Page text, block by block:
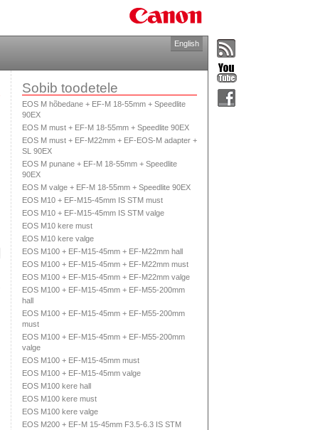
English
Sobib toodetele
EOS M hõbedane + EF-M 18-55mm + Speedlite
90EX
EOS M must + EF-M 18-55mm + Speedlite 90EX
EOS M must + EF-M22mm + EF-EOS-M adapter +
SL 90EX
EOS M punane + EF-M 18-55mm + Speedlite
90EX
EOS M valge + EF-M 18-55mm + Speedlite 90EX
EOS M10 + EF-M15-45mm IS STM must
EOS M10 + EF-M15-45mm IS STM valge
EOS M10 kere must
EOS M10 kere valge
EOS M100 + EF-M15-45mm + EF-M22mm hall
EOS M100 + EF-M15-45mm + EF-M22mm must
EOS M100 + EF-M15-45mm + EF-M22mm valge
EOS M100 + EF-M15-45mm + EF-M55-200mm
hall
EOS M100 + EF-M15-45mm + EF-M55-200mm
must
EOS M100 + EF-M15-45mm + EF-M55-200mm
valge
EOS M100 + EF-M15-45mm must
EOS M100 + EF-M15-45mm valge
EOS M100 kere hall
EOS M100 kere must
EOS M100 kere valge
EOS M200 + EF-M 15-45mm F3.5-6.3 IS STM